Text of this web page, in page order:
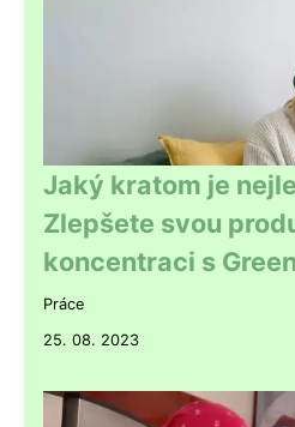
Jaký kratom je
Zlepšete svou
koncentraci s
Práce
25. 08. 2023